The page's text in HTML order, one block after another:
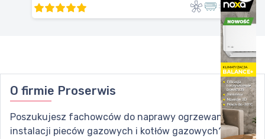
O firmie Proserwis
Poszukujesz fachowców do naprawy ogrzewania,
instalacji pieców gazowych i kotłów gazowych?